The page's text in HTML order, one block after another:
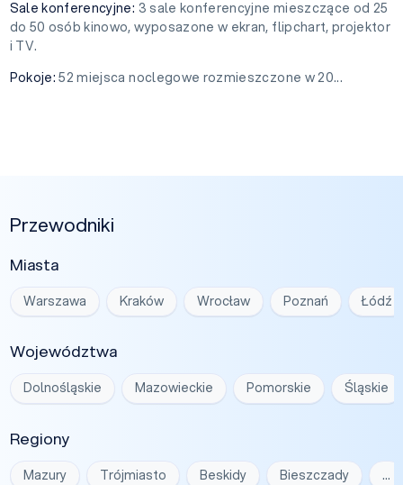
Sale konferencyjne: 3 sale konferencyjne mieszczące od 25
do 50 osób kinowo, wyposazone w ekran, flipchart, projektor
i TV.
Pokoje:52 miejsca noclegowe rozmieszczone w 20...
Przewodniki
Miasta
Warszawa Kraków Wrocław Poznań Łódź
Województwa
Dolnośląskie Mazowieckie Pomorskie Śląskie
Regiony
Mazury Trójmiasto Beskidy Bieszczady …